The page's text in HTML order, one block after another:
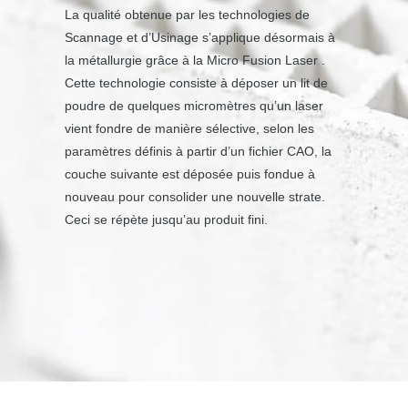
La qualité obtenue par les technologies de
Scannage et d’Usinage s’applique désormais à
la métallurgie grâce à la Micro Fusion Laser .
Cette technologie consiste à déposer un lit de
poudre de quelques micromètres qu’un laser
vient fondre de manière sélective, selon les
paramètres définis à partir d’un fichier CAO, la
couche suivante est déposée puis fondue à
nouveau pour consolider une nouvelle strate.
Ceci se répète jusqu’au produit fini.
ACTUALITÉ BIODENTHÈSE
Tous au Rallye du cœur !!
18 mars 2022
18 mars 2022